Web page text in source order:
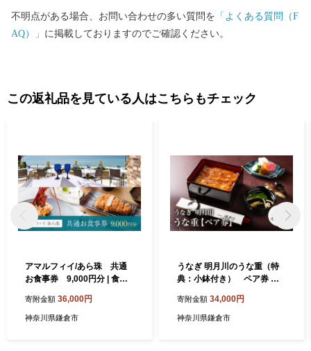
不明点がある場合、お問い合わせの多い質問を 「よくある質問（F
AQ）」 に掲載しておりますのでご確認ください。
この返礼品を見ている人はこちらもチェック
アマルフィイ/あら珠 共通
お食事券 9,000円分 | 食事
ン お店 旅行 観光 トラベル
ランチ ディナー 人気 おスス
寄附金額 36,000円
神奈川県鎌倉市
うなぎ 明月川のうな重（特
典：小鉢付き） ペア券 ｜
レストラン お店 旅行 観光 ト
ラベル ランチ ディナー 人気
寄附金額 34,000円
神奈川県鎌倉市